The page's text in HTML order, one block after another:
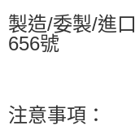
製造/委製/進
656號
注意事項：